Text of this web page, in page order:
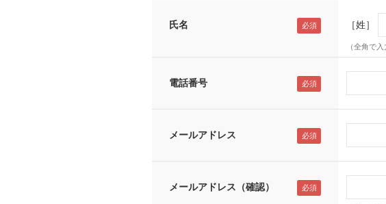
氏名 ［姓］
（全角で
電話番号
メールアドレス
メールアドレス（確認）